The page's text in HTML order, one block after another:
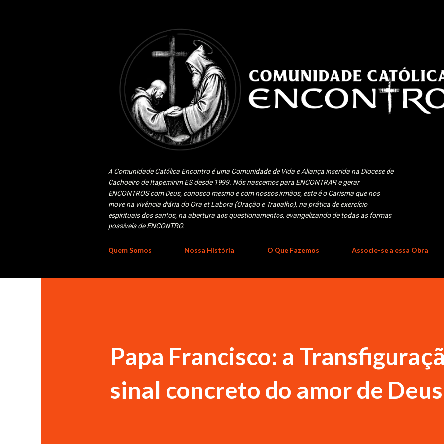
A Comunidade Católica Encontro é uma Comunidade de Vida e Aliança inserida na Diocese de
Cachoeiro de Itapemirim ES desde 1999. Nós nascemos para ENCONTRAR e gerar
ENCONTROS com Deus, conosco mesmo e com nossos irmãos, este é o Carisma que nos
move na vivência diária do Ora et Labora (Oração e Trabalho), na prática de exercício
espirituais dos santos, na abertura aos questionamentos, evangelizando de todas as formas
possíveis de ENCONTRO.
Quem Somos Nossa História O Que Fazemos Associe-se a essa Obra
Papa Francisco: a
sinal concreto do amor de Deus